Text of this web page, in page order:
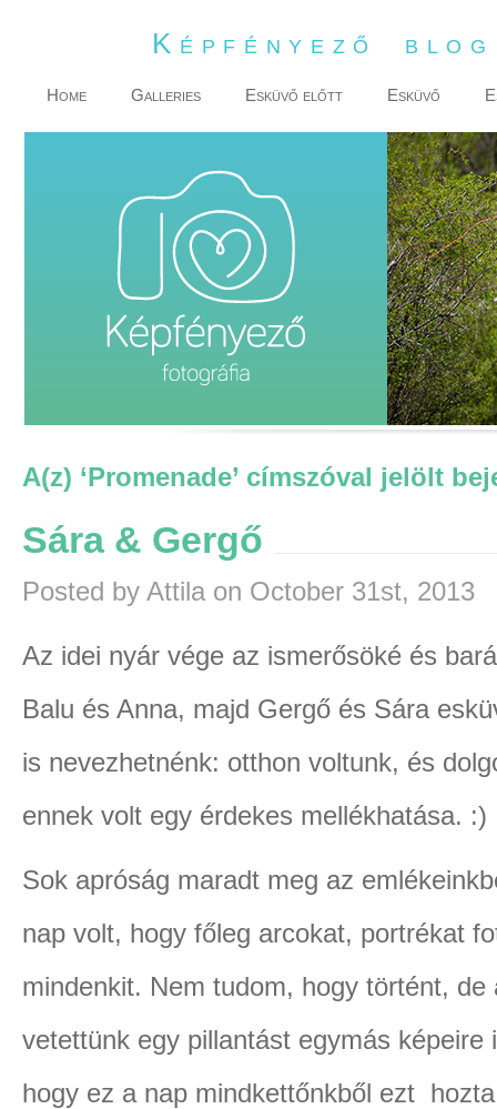
Képfényező
Home Galleries Esküvő előtt Esküvő
A(z) ‘Promenade’ címszóval jelölt
Sára & Gergő
Posted by Attila on October 31st, 2013
Az idei nyár vége az ismerősöké és
Balu és Anna, majd Gergő és Sára
is nevezhetnénk: otthon voltunk, és
ennek volt egy érdekes mellékhatása. :)
Sok apróság maradt meg az
nap volt, hogy főleg arcokat, portrékat
mindenkit. Nem tudom, hogy történt,
vetettünk egy pillantást egymás
hogy ez a nap mindkettőnkből ezt